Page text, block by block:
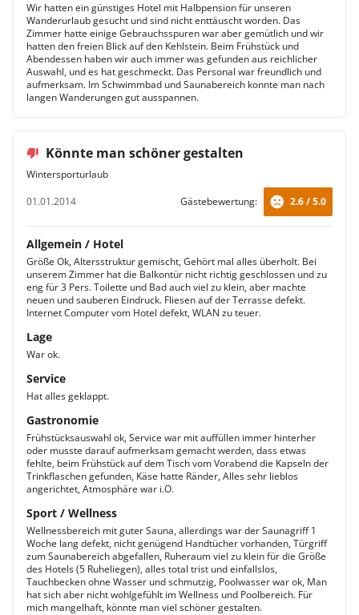
Wir hatten ein günstiges Hotel mit Halbpension für unseren
Wanderurlaub gesucht und sind nicht enttäuscht worden. Das
Zimmer hatte einige Gebrauchsspuren war aber gemütlich und wir
hatten den freien Blick auf den Kehlstein. Beim Frühstück und
Abendessen haben wir auch immer was gefunden aus reichlicher
Auswahl, und es hat geschmeckt. Das Personal war freundlich und
aufmerksam. Im Schwimmbad und Saunabereich konnte man nach
langen Wanderungen gut ausspannen.
Könnte man schöner gestalten
Wintersporturlaub
01.01.2014
Gästebewertung: 2.6 / 5.0
Allgemein / Hotel
Größe Ok, Altersstruktur gemischt, Gehört mal alles überholt. Bei
unserem Zimmer hat die Balkontür nicht richtig geschlossen und zu
eng für 3 Pers. Toilette und Bad auch viel zu klein, aber machte
neuen und sauberen Eindruck. Fliesen auf der Terrasse defekt.
Internet Computer vom Hotel defekt, WLAN zu teuer.
Lage
War ok.
Service
Hat alles geklappt.
Gastronomie
Frühstücksauswahl ok, Service war mit auffüllen immer hinterher
oder musste darauf aufmerksam gemacht werden, dass etwas
fehlte, beim Frühstück auf dem Tisch vom Vorabend die Kapseln der
Trinkflaschen gefunden, Käse hatte Ränder, Alles sehr lieblos
angerichtet, Atmosphäre war i.O.
Sport / Wellness
Wellnessbereich mit guter Sauna, allerdings war der Saunagriff 1
Woche lang defekt, nicht genügend Handtücher vorhanden, Türgriff
zum Saunabereich abgefallen, Ruheraum viel zu klein für die Größe
des Hotels (5 Ruheliegen), alles total trist und einfallslos,
Tauchbecken ohne Wasser und schmutzig, Poolwasser war ok, Man
hat sich aber nicht wohlgefühlt im Wellness und Poolbereich. Für
mich mangelhaft, könnte man viel schöner gestalten.